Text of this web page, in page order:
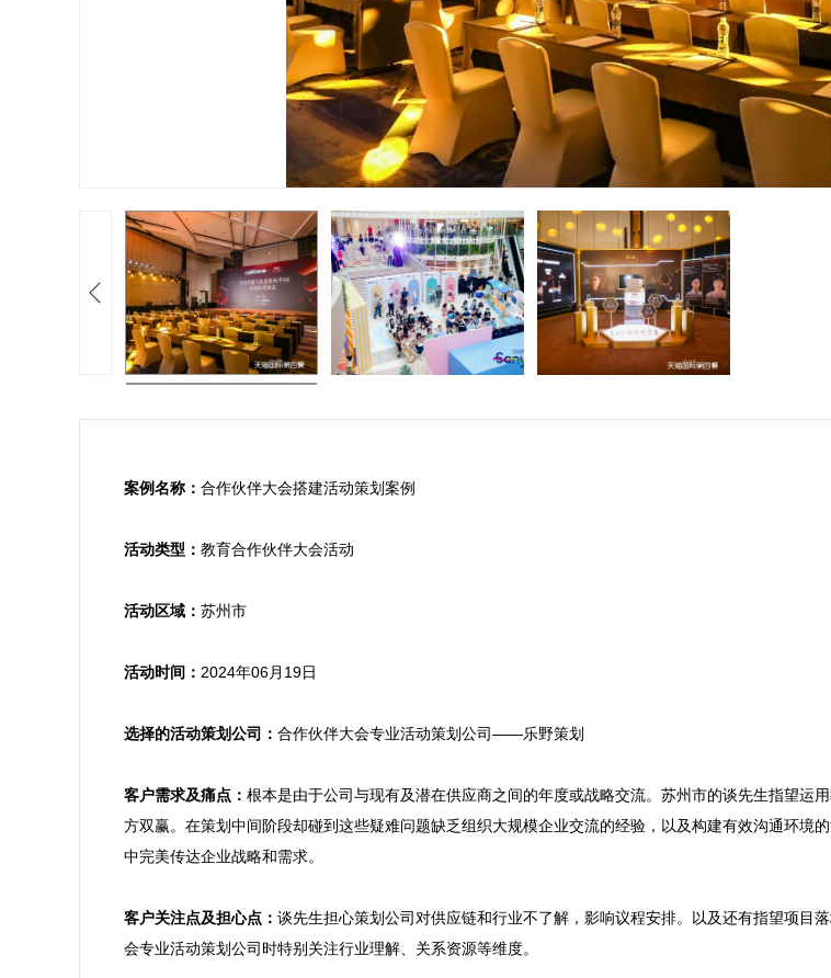
案例名称： 合作伙伴大会搭建活动策划案例
活动类型： 教育合作伙伴大会活动
活动区域： 苏州市
活动时间： 2024年06月19日
选择的活动策划公司： 合作伙伴大会专业活动策划公司——乐野策划
客户需求及痛点： 根本是由于公司与现有及潜在供应商之间的年度或战略交流。苏州市的谈先生指望运
方双赢。在策划中间阶段却碰到这些疑难问题缺乏组织大规模企业交流的经验，以及构建有效沟通环境
中完美传达企业战略和需求。
客户关注点及担心点： 谈先生担心策划公司对供应链和行业不了解，影响议程安排。以及还有指望项目
会专业活动策划公司时特别关注行业理解、关系资源等维度。